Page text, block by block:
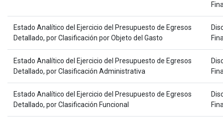
Estado Analítico del Ejercicio del Presupuesto de Egresos
Detallado, por Clasificación por Objeto del Gasto
Estado Analítico del Ejercicio del Presupuesto de Egresos
Detallado, por Clasificación Administrativa
Estado Analítico del Ejercicio del Presupuesto de Egresos
Detallado, por Clasificación Funcional